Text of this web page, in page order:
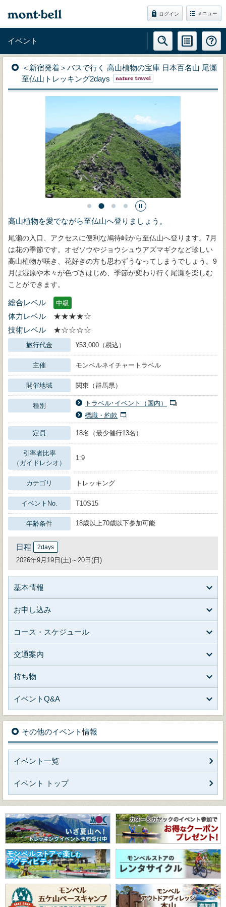
ログイン メニュー
イベント
＜新宿発着＞バスで行く 高山植物の宝庫 日本百名山 尾瀬
至仏山トレッキング2days
高山植物を愛でながら至仏山へ登りましょう。
尾瀬の入口、アクセスに便利な鳩待峠から至仏山へ登ります。7月
は花の季節です。オゼソウやジョウシュウアズマギクなど珍しい
高山植物が咲き、花好きの方も思わずうなってしまうでしょう。9
月は湿原や木々が色づきはじめ、季節が変わり行く尾瀬を楽しむ
ことができます。
総合レベル 中級
体力レベル
★★★★☆
技術レベル
★☆☆☆☆
旅行代金 ¥53,000（税込）
主催 モンベルネイチャートラベル
開催地域 関東（群馬県）
種別
トラベル･イベント（国内）
標識・約款
定員 18名（最少催行13名）
引率者比率
（ガイドレシオ）
1:9
カテゴリ トレッキング
イベントNo. T10S15
年齢条件 18歳以上70歳以下参加可能
日程 2days
2026年9月19日(土)～20日(日)
基本情報
お申し込み
コース・スケジュール
交通案内
持ち物
イベントQ&A
その他のイベント情報
イベント一覧
イベント トップ